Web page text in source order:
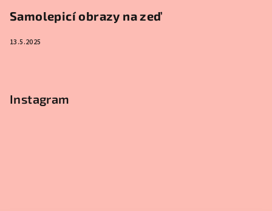
Samolepicí obrazy na zeď
13.5.2025
Instagram